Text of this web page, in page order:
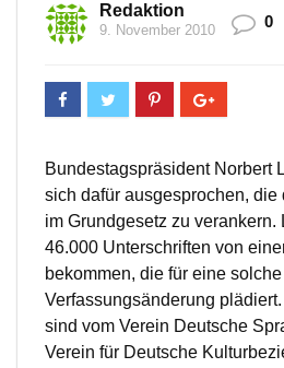
Redaktion
9. November 2010 0
Bundestagspräsident Norbert
sich dafür ausgesprochen, die
im Grundgesetz zu verankern.
46.000 Unterschriften von
bekommen, die für eine solche
Verfassungsänderung
sind vom Verein Deutsche
Verein für Deutsche